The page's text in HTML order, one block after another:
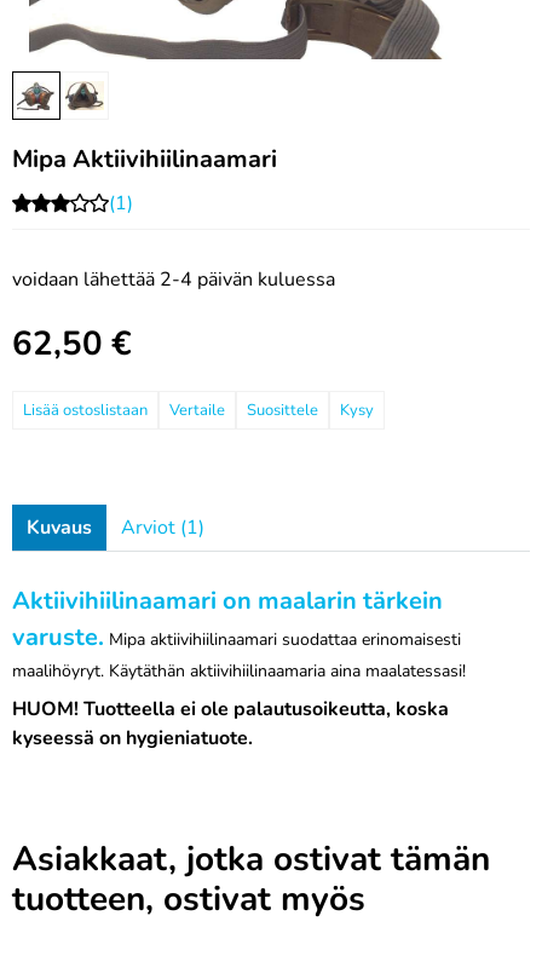
Mipa Aktiivihiilinaamari
(1)
voidaan lähettää 2-4 päivän kuluessa
62,50 €
Vertaile Suosittele Kysy
Kuvaus Arviot (1)
Aktiivihiilinaamari on maalarin tärkein
varuste. Mipa aktiivihiilinaamari suodattaa erinomaisesti
maalihöyryt. Käytäthän aktiivihiilinaamaria aina maalatessasi!
HUOM! Tuotteella ei ole palautusoikeutta, koska
kyseessä on hygieniatuote.
Asiakkaat, jotka ostivat tämän
tuotteen, ostivat myös